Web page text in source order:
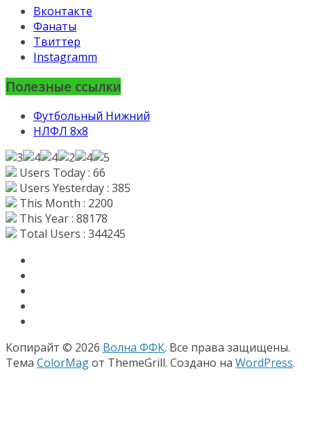
Вконтакте
Фанаты
Твиттер
Instagramm
Полезные ссылки
Футбольный Нижний
НЛФЛ 8х8
Users Today : 66
Users Yesterday : 385
This Month : 2200
This Year : 88178
Total Users : 344245
Копирайт © 2026 Волна ФФК. Все права защищены.
Тема ColorMagот ThemeGrill. Создано на WordPress.